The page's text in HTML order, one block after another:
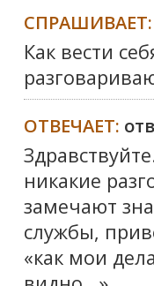
СПРАШИВАЕТ:
Как вести
ОТВЕЧАЕТ:
никакие
замечают
службы,
«как мои